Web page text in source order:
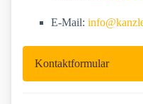
E-Mail:
Kontaktformular